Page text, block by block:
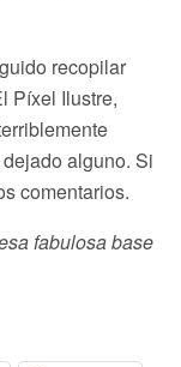
recopilar
Píxel Ilustre,
alguno. Si
comentarios.
fabulosa base